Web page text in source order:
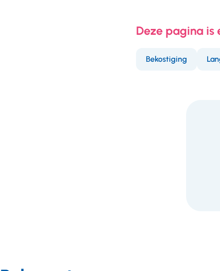
Deze pagina is
Bekostiging